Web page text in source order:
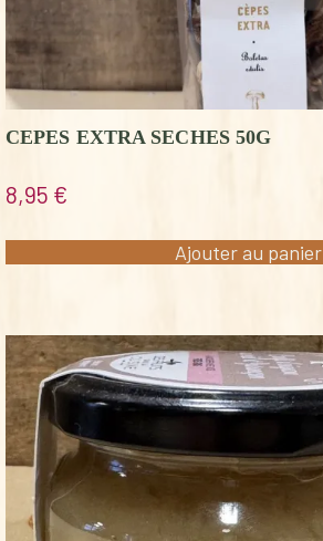
CEPES EXTRA SECHES 50G
8,95 €
Ajouter au panier